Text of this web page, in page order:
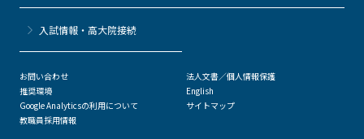
⼊試情報・高大院接続
お問い合わせ
推奨環境
Google Analyticsの利用について
教職員採用情報
法人文書／個人情報保護
English
サイトマップ